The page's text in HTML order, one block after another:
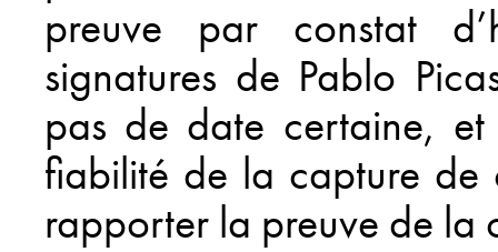
preuve par constat
signatures de Pablo
pas de date certaine,
fiabilité de la capture de
rapporter la preuve de la